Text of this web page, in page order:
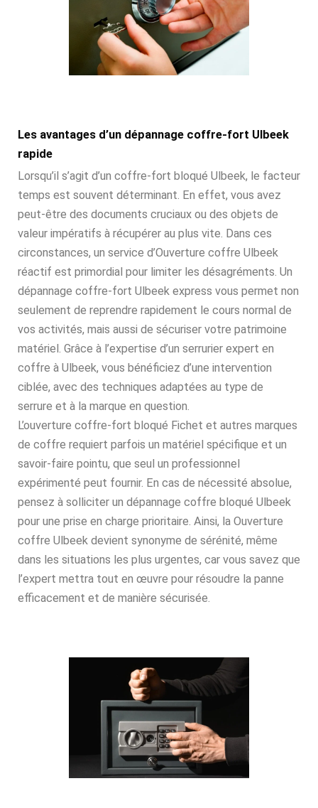
Les avantages d’un dépannage coffre-fort Ulbeek
rapide
Lorsqu’il s’agit d’un coffre-fort bloqué Ulbeek, le facteur
temps est souvent déterminant. En effet, vous avez
peut-être des documents cruciaux ou des objets de
valeur impératifs à récupérer au plus vite. Dans ces
circonstances, un service d’Ouverture coffre Ulbeek
réactif est primordial pour limiter les désagréments. Un
dépannage coffre-fort Ulbeek express vous permet non
seulement de reprendre rapidement le cours normal de
vos activités, mais aussi de sécuriser votre patrimoine
matériel. Grâce à l’expertise d’un serrurier expert en
coffre à Ulbeek, vous bénéficiez d’une intervention
ciblée, avec des techniques adaptées au type de
serrure et à la marque en question.
L’ouverture coffre-fort bloqué Fichet et autres marques
de coffre requiert parfois un matériel spécifique et un
savoir-faire pointu, que seul un professionnel
expérimenté peut fournir. En cas de nécessité absolue,
pensez à solliciter un dépannage coffre bloqué Ulbeek
pour une prise en charge prioritaire. Ainsi, la Ouverture
coffre Ulbeek devient synonyme de sérénité, même
dans les situations les plus urgentes, car vous savez que
l’expert mettra tout en œuvre pour résoudre la panne
efficacement et de manière sécurisée.